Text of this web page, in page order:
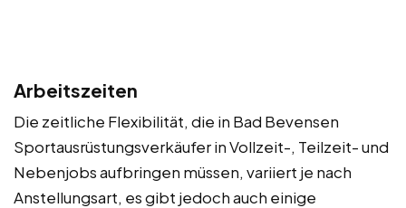
Arbeitszeiten
Die zeitliche Flexibilität, die in Bad Bevensen
Sportausrüstungsverkäufer in Vollzeit-, Teilzeit- und
Nebenjobs aufbringen müssen, variiert je nach
Anstellungsart, es gibt jedoch auch einige